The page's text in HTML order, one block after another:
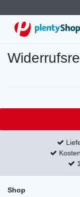
Shop